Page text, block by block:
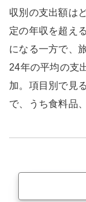
収別の支出額は
定の年収を超え
になる一方で、
24年の平均の支
加。項目別で見
で、うち食料品